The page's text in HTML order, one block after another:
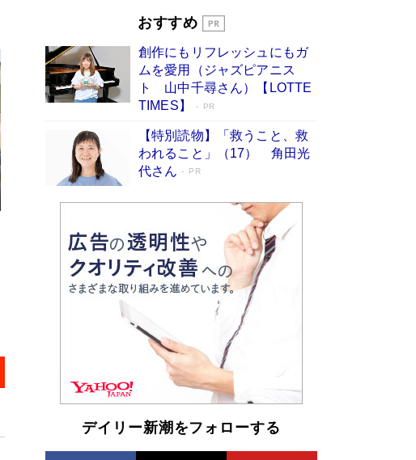
「叱って伸びるやつは、褒めたらもっと伸
た“人を育てるコツ”…芸への考え方を明か
す
Book Bang
「『火垂るの墓』は、大嘘である」原作者が抱き
続けた“自責の念”とは…「自己憐憫は描きたくな
い」監督が徹底的にこだわったこと（後編） #
戦争の記憶
Book Bang
美輪明宏 晩年の回答を集めた『ほほえんで生き
るための人生相談』がランクイン［エンターテイ
メントベストセラー］
Book Bang
「宇宙兄弟」最終46巻がベストセラー1位 宇宙
開発への関心を押し上げた18年の物語に幕 特装
版には「宇宙で描かれたマンガ」も収録
Book Bang
「不意に涙が出そうに…」高嶋政伸が明かし
た“13歳の娘を暴行する役”への葛藤 インティマ
シーコーディネーターに支えられたNHK『大奥』
Book Bang
おすすめ
創作にもリフレッシュにもガ
ムを愛用（ジャズピアニス
ト 山中千尋さん）【LOTTE
TIMES】
PR
【特別読物】「救うこと、救
われること」（17） 角田光
代さん
PR
デイリー新潮をフォローする